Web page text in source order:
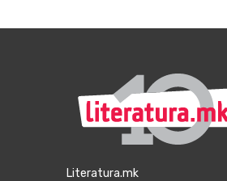
Literatura.mk